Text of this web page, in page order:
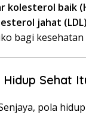
kolesterol baik
jahat (LDL)
bagi
Sehat
pola